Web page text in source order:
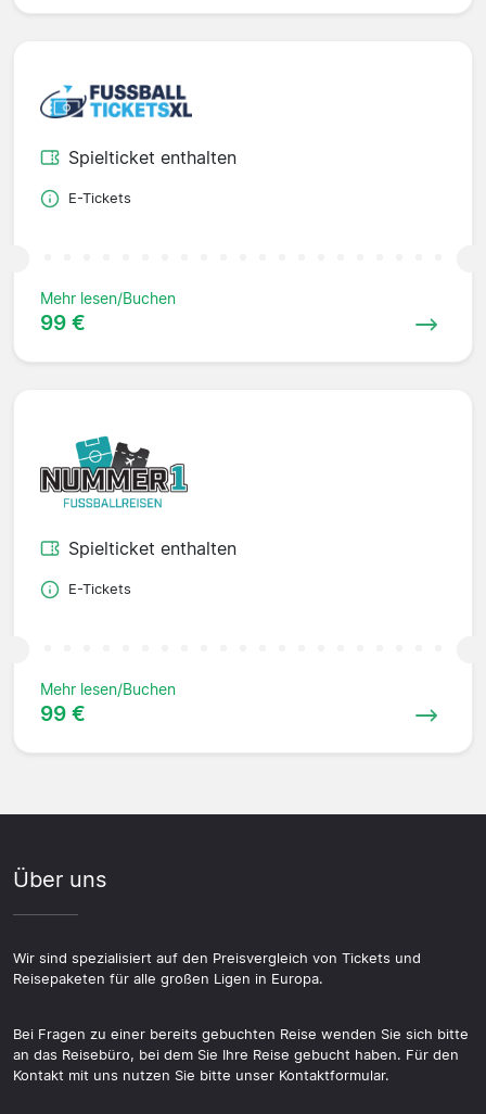
Spielticket enthalten
E-Tickets
Mehr lesen/Buchen
99 €
Spielticket enthalten
E-Tickets
Mehr lesen/Buchen
99 €
Über uns
Wir sind spezialisiert auf den Preisvergleich von Tickets und
Reisepaketen für alle großen Ligen in Europa.
Bei Fragen zu einer bereits gebuchten Reise wenden Sie sich bitte
an das Reisebüro, bei dem Sie Ihre Reise gebucht haben. Für den
Kontakt mit uns nutzen Sie bitte unser Kontaktformular.